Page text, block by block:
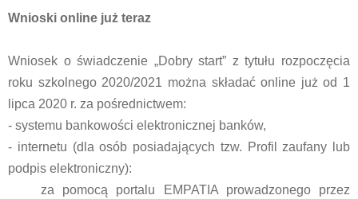
Wnioski online już teraz
Wniosek o świadczenie „Dobry start” z tytułu rozpoczęcia
roku szkolnego 2020/2021 można składać online już od 1
lipca 2020 r. za pośrednictwem:
- systemu bankowości elektronicznej banków,
- internetu (dla osób posiadających tzw. Profil zaufany lub
podpis elektroniczny):
za pomocą portalu EMPATIA prowadzonego przez